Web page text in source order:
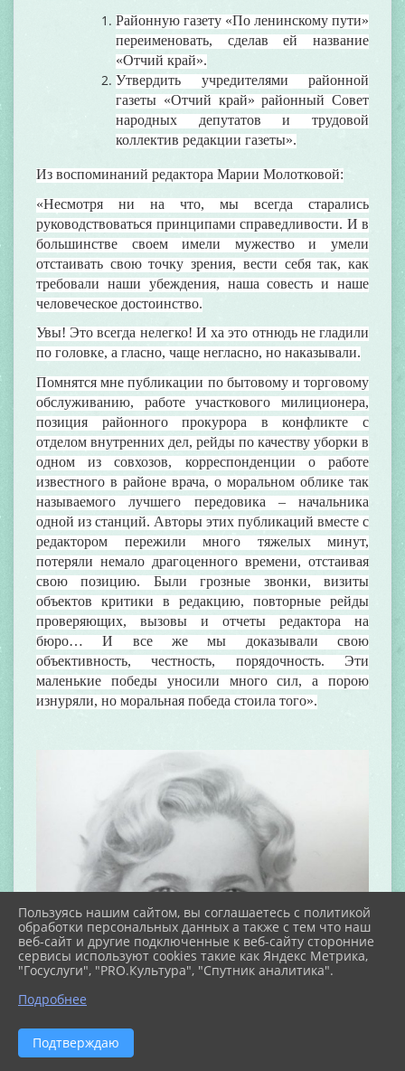
Районную газету «По ленинскому пути»
переименовать, сделав ей название
«Отчий край».
Утвердить учредителями районной
газеты «Отчий край» районный Совет
народных депутатов и трудовой
коллектив редакции газеты».
Из воспоминаний редактора Марии Молотковой:
«Несмотря ни на что, мы всегда старались
руководствоваться принципами справедливости. И в
большинстве своем имели мужество и умели
отстаивать свою точку зрения, вести себя так, как
требовали наши убеждения, наша совесть и наше
человеческое достоинство.
Увы! Это всегда нелегко! И ха это отнюдь не гладили
по головке, а гласно, чаще негласно, но наказывали.
Помнятся мне публикации по бытовому и торговому
обслуживанию, работе участкового милиционера,
позиция районного прокурора в конфликте с
отделом внутренних дел, рейды по качеству уборки в
одном из совхозов, корреспонденции о работе
известного в районе врача, о моральном облике так
называемого лучшего передовика – начальника
одной из станций. Авторы этих публикаций вместе с
редактором пережили много тяжелых минут,
потеряли немало драгоценного времени, отстаивая
свою позицию. Были грозные звонки, визиты
объектов критики в редакцию, повторные рейды
проверяющих, вызовы и отчеты редактора на
бюро… И все же мы доказывали свою
объективность, честность, порядочность. Эти
маленькие победы уносили много сил, а порою
изнуряли, но моральная победа стоила того».
Пользуясь нашим сайтом, вы соглашаетесь с политикой
обработки персональных данных а также с тем что наш
веб-сайт и другие подключенные к веб-сайту сторонние
сервисы используют cookies такие как Яндекс Метрика,
"Госуслуги", "PRO.Культура", "Спутник аналитика".
Подробнее
Подтверждаю